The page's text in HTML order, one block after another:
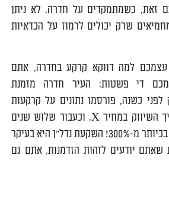
זאת, כשמתמקדים על חדרה, לא ניתן
שרק יכולים לרמוז על הכדאיות
למה דווקא קרקע בחדרה, אתם
די פשטות: העיר חדרה מזמנת
לפני כשנה, פורסמו נתונים על קרקעות
שנמכרו בתחילת תהליך השיווק במחיר X, וכעבור שלוש שנים
בלבד זינק הערך שלהן בכיותר מ-300%! השקעת נדל"ן היא בעיקר
שאתם יודעים לזהות הזדמנות, אתם גם